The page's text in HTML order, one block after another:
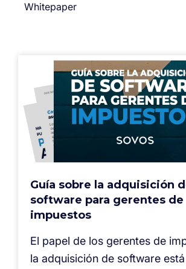
Whitepaper
Guía sobre la adquisición
software para gerentes de
impuestos
El papel de los gerentes de
la adquisición de software está